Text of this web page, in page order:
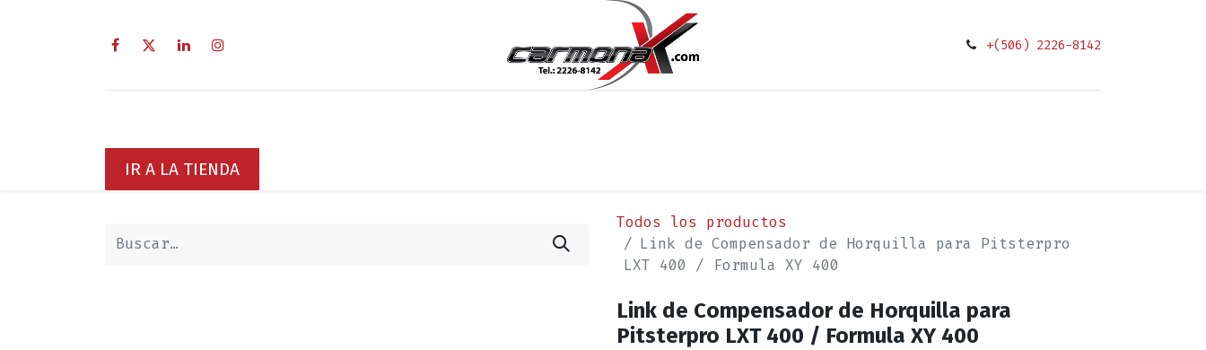
+(506) 2226-8142
IR A LA TIENDA
Todos los productos
Link de Compensador de Horquilla para Pitsterpro
LXT 400 / Formula XY 400
Link de Compensador de Horquilla para
Pitsterpro LXT 400 / Formula XY 400